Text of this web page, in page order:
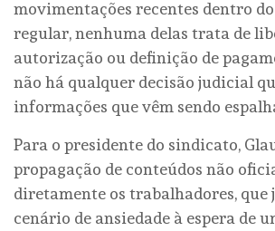
movimentações recentes dentro
regular, nenhuma delas trata de
autorização ou definição de
não há qualquer decisão judicial
informações que vêm sendo
Para o presidente do sindicato,
propagação de conteúdos não
diretamente os trabalhadores, que
cenário de ansiedade à espera de